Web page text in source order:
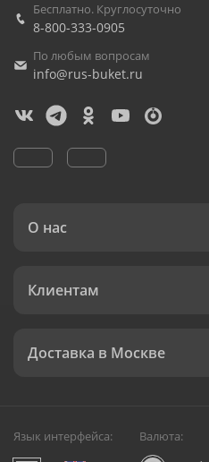
Бесплатно. Круглосуточно
8-800-333-0905
По любым вопросам
info@rus-buket.ru
О нас
Клиентам
Доставка в Москве
Язык интерфейса: Валюта: